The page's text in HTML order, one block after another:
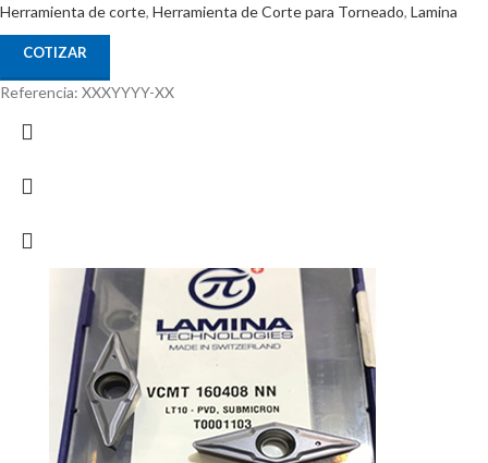
Herramienta de corte, Herramienta de Corte para Torneado, Lamina
COTIZAR
Referencia: XXXYYYY-XX